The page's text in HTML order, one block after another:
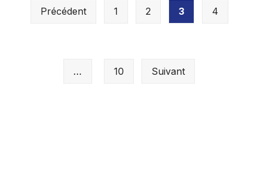
Précédent 1 2 3 4
… 10 Suivant